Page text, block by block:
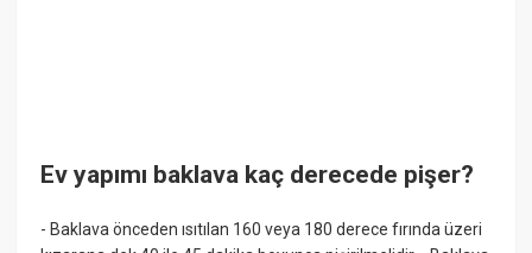
Ev yapımı baklava kaç derecede pişer?
- Baklava önceden ısıtılan 160 veya 180 derece fırında üzeri